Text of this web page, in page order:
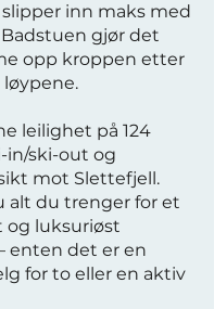
inn maks med
gjør det
opp kroppen etter
leilighet på 124
in/ski-out og
mot Slettefjell.
alt du trenger for et
og luksuriøst
enten det er en
for to eller en aktiv